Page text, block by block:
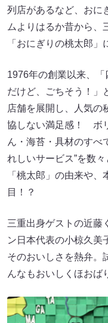
列店があるなど、お
ムよりはるか昔から、
「おにぎりの桃太郎
1976年の創業以来、
だけど、ごちそう！」
店舗を展開し、人気の
協しない満足感！ ボ
ん・海苔・具材のすべ
れしいサービス”を数
「桃太郎」の由来や、
目！？
三重出身ゲストの近藤
ン日本代表の小椋久美
そのおいしさを熱弁。
んなもおいしくほおば